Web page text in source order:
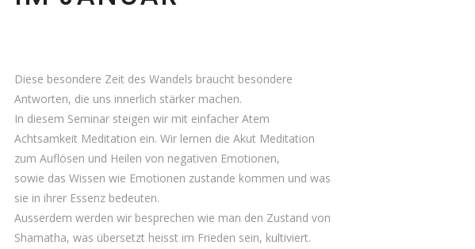
Diese besondere Zeit des Wandels braucht besondere
Antworten, die uns innerlich stärker machen.
In diesem Seminar steigen wir mit einfacher Atem
Achtsamkeit Meditation ein. Wir lernen die Akut Meditation
zum Auflösen und Heilen von negativen Emotionen,
sowie das Wissen wie Emotionen zustande kommen und was
sie in ihrer Essenz bedeuten.
Ausserdem werden wir besprechen wie man den Zustand von
Shamatha, was übersetzt heisst im Frieden sein, kultiviert.